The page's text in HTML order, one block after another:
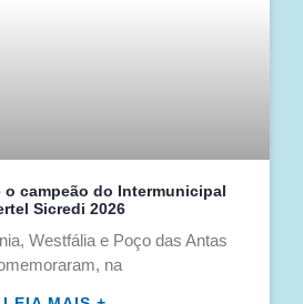
o campeão do Intermunicipal
Sicredi 2026
Westfália e Poço das Antas
na